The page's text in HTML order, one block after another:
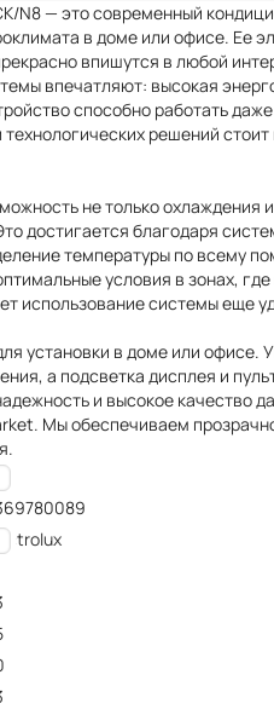
N8 — это современный
в доме или офисе. Ее
впишутся в любой
впечатляют: высокая
способно работать
решений
не только охлаждения
достигается благодаря
температуры по всему
условия в зонах,
использование системы еще
установки в доме или
а подсветка дисплея и
и высокое качество
Мы обеспечиваем